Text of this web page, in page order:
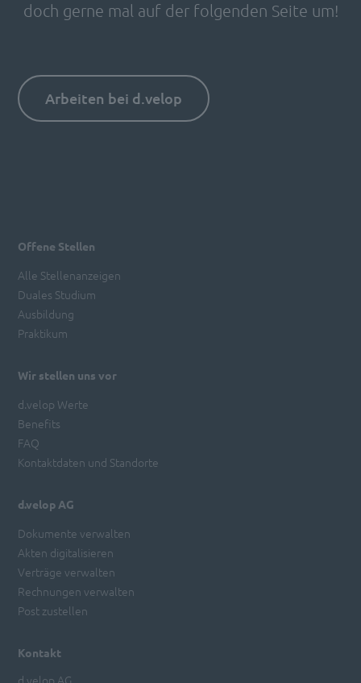
doch gerne mal auf der folgenden Seite um!
Arbeiten bei d.velop
Kontakt
d.velop AG
Offene Stellen
Alle Stellenanzeigen
Duales Studium
Ausbildung
Praktikum
Wir stellen uns vor
d.velop Werte
Benefits
FAQ
Kontaktdaten und Standorte
d.velop AG
Dokumente verwalten
Akten digitalisieren
Verträge verwalten
Rechnungen verwalten
Post zustellen